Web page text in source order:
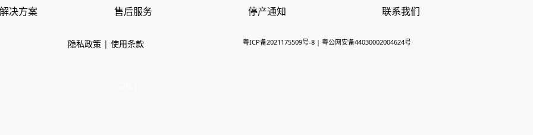
决方案
售后服务
停产通知
联系我们
隐私政策| 使用条款 粤ICP备2021175509号-8 | 粤公网安备44030002004624号